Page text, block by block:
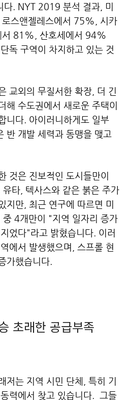
다. NYT 2019 분석 결과, 미
스앤젤레스에서 75%, 시카
81%, 산호세에서 94%
독 구역이 차지하고 있는 것
교외의 무질서한 확장, 더 긴
해 수도권에서 새로운 주택이
니다. 아이러니하게도 일부
반 개발 세력과 동맹을 맺고
것은 진보적인 도시들만이
유타, 텍사스와 같은 붉은 주가
지만, 최근 연구에 따르면 미
4개만이 "지역 일자리 증가
었다"라고 밝혔습니다. 이러
에서 발생했으며, 스프롤 현
가했습니다.
초래한 공급부족
저는 지역 시민 단체, 특히 기
력에서 찾고 있습니다. 그들